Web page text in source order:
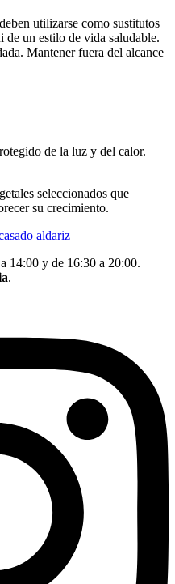
utilizarse como sustitutos
de un estilo de vida saludable.
Mantener fuera del alcance
de la luz y del calor.
seleccionados que
su crecimiento.
14:00 y de 16:30 a 20:00.
.